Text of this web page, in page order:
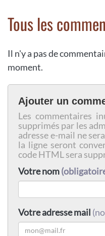
Tous les
Il n'y a pas de
moment.
Ajouter un
Les commentaires
supprimés par les
adresse e-mail ne
la ligne seront
code HTML sera
Votre nom
Votre adresse mail